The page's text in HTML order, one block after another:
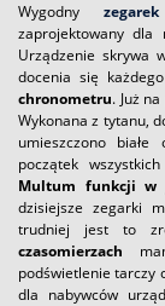
Wygodny
zaprojektowany dla
Urządzenie skrywa
docenia się
chronometru. Już
Wykonana z tytanu,
umieszczono
początek
Multum funkcji w
dzisiejsze zegarki
trudniej jest to
czasomierzach
podświetlenie tarczy
dla nabywców